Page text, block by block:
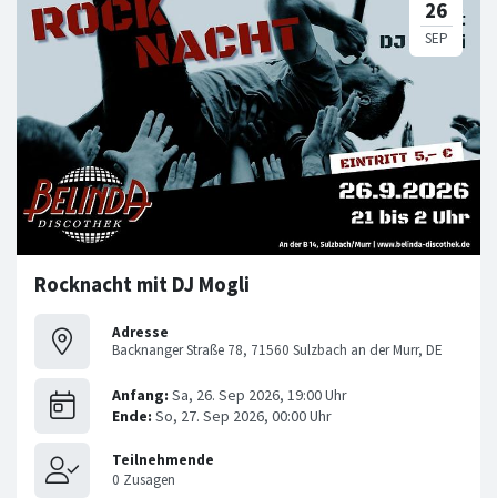
Rocknacht mit DJ Mogli
Adresse
Backnanger Straße 78, 71560 Sulzbach an der Murr, DE